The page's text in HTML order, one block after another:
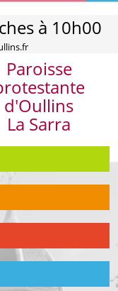
à 10h00
Paroisse
d'Oullins
La Sarra